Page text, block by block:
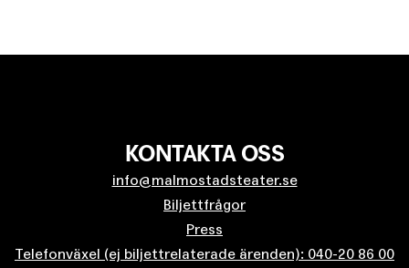
KONTAKTA OSS
info@malmostadsteater.se
Biljettfrågor
Press
Telefonväxel (ej biljettrelaterade ärenden): 040-20 86 00